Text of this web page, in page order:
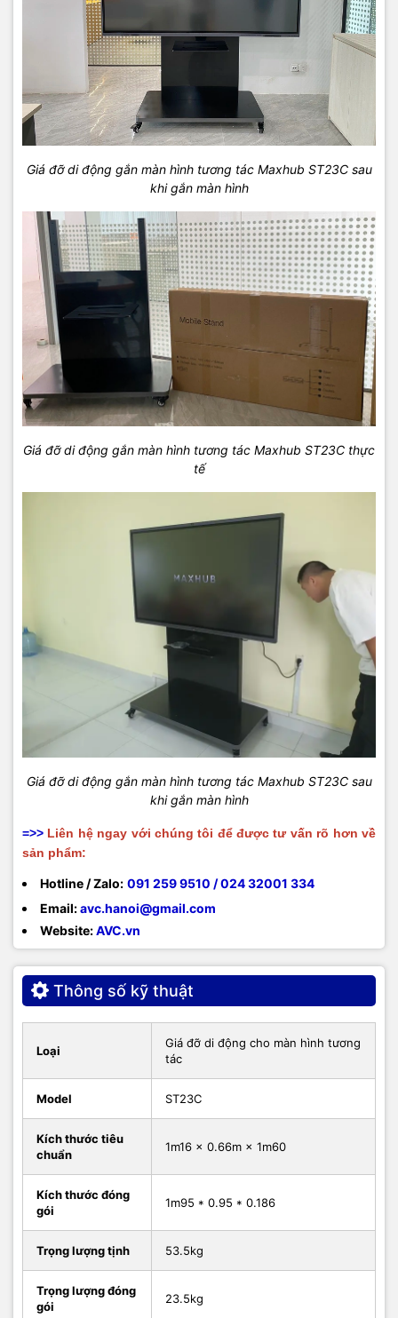
Giá đỡ di động gắn màn hình tương tác Maxhub ST23C sau
khi gắn màn hình
Giá đỡ di động gắn màn hình tương tác Maxhub ST23C thực
tế
Giá đỡ di động gắn màn hình tương tác Maxhub ST23C sau
khi gắn màn hình
=>> Liên hệ ngay với chúng tôi để được tư vấn rõ hơn về
sản phẩm:
Hotline / Zalo: 091 259 9510 / 024 32001 334
Email:avc.hanoi@gmail.com
Website:AVC.vn
Thông số kỹ thuật
Loại
Giá đỡ di động cho màn hình tương
tác
Model ST23C
Kích thước tiêu
chuẩn
1m16 × 0.66m × 1m60
Kích thước đóng
gói
1m95 * 0.95 * 0.186
Trọng lượng tịnh 53.5kg
Trọng lượng đóng
gói
23.5kg